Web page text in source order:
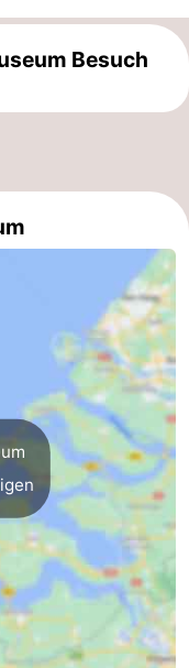
Besuch